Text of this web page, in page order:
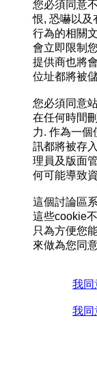
您必須同意
恨, 恐嚇以及
行為的相關
會立即限制
提供商也將
位址都將被
您必須同意
在任何時間
力. 作為一個
訊都將被存
理員及版面
何可能導致
這個討論區
這些cookie
只為方便您
來做為您同
我同
我同